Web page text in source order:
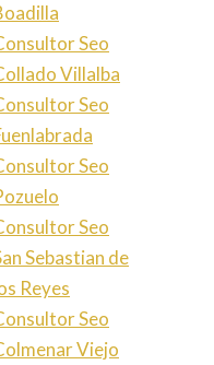
Seo
Villalba
Seo
Seo
Seo
Sebastian de
Reyes
Seo
Viejo